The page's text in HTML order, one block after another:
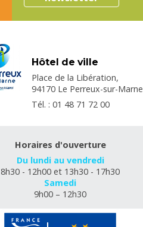
Hôtel de ville
Place de la Libération,
94170 Le Perreux-sur-Marne
Tél. : 01 48 71 72 00
Horaires d'ouverture
Du lundi au vendredi
8h30 - 12h00 et 13h30 - 17h30
Samedi
9h00 – 12h30